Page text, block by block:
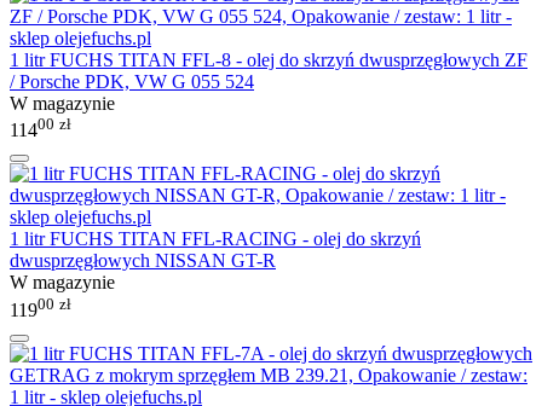
1 litr FUCHS TITAN FFL-8 - olej do skrzyń dwusprzęgłowych ZF
/ Porsche PDK, VW G 055 524
W magazynie
11400 zł
1 litr FUCHS TITAN FFL-RACING - olej do skrzyń
dwusprzęgłowych NISSAN GT-R
W magazynie
11900 zł